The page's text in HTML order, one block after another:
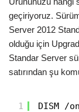
geçiriyoruz.
Server 2012
olduğu için
Standar Server
satırından şu
1 DISM /